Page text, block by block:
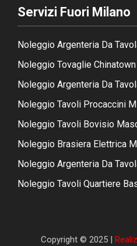
Servizi Fuori Milano
Noleggio Argenteria Da
Noleggio Tovaglie
Noleggio Argenteria Da
Noleggio Tavoli Procaccini
Noleggio Tavoli Bovisio
Noleggio Brasiera Elettrica
Noleggio Argenteria Da
Noleggio Tavoli Quartiere
Copyright © 2025 |